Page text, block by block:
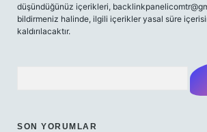
düşündüğünüz içerikleri,
bildirmeniz halinde, ilgili içerikler yasal süre
kaldırılacaktır.
SON YORUMLAR